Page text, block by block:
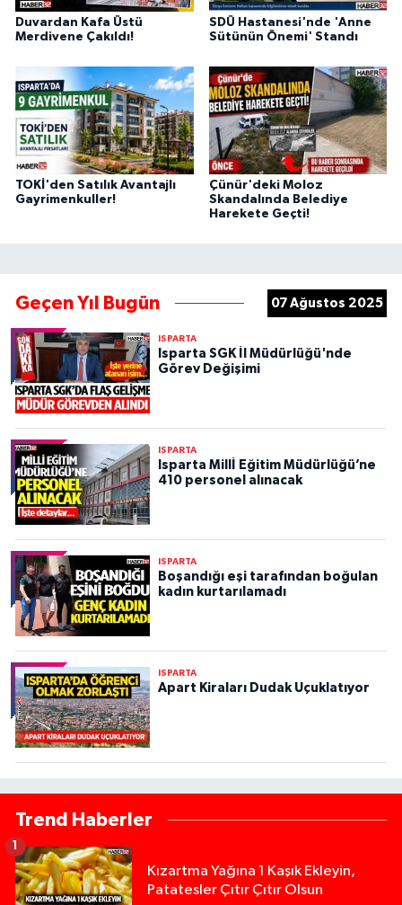
Duvardan Kafa Üstü
Merdivene Çakıldı!
SDÜ Hastanesi'nde 'Anne
Sütünün Önemi' Standı
TOKİ'den Satılık Avantajlı
Gayrimenkuller!
Çünür'deki Moloz
Skandalında Belediye
Harekete Geçti!
Geçen Yıl Bugün 07 Ağustos 2025
ISPARTA
Isparta SGK İl Müdürlüğü'nde
Görev Değişimi
ISPARTA
Isparta Millİ Eğitim Müdürlüğü’ne
410 personel alınacak
ISPARTA
Boşandığı eşi tarafından boğulan
kadın kurtarılamadı
ISPARTA
Apart Kiraları Dudak Uçuklatıyor
Trend Haberler
Kızartma Yağına 1 Kaşık Ekleyin,
Patatesler Çıtır Çıtır Olsun
1